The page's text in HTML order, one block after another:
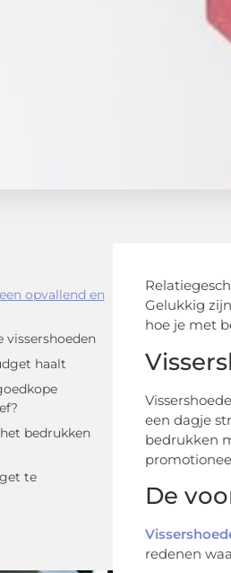
opvallend en
vissershoeden
haalt
bedrukken
te
Gelukkig
hoe je met
een dagje
bedrukken
De
redenen